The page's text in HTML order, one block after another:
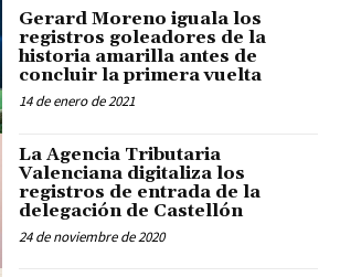
Gerard Moreno iguala los
registros goleadores de la
historia amarilla antes de
concluir la primera vuelta
14 de enero de 2021
La Agencia Tributaria
Valenciana digitaliza los
registros de entrada de la
delegación de Castellón
24 de noviembre de 2020